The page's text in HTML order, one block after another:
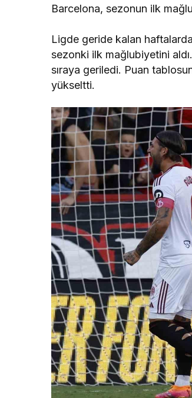
Barcelona, sezonun ilk
Ligde geride kalan
sezonki ilk mağlubiyetini
sıraya geriledi. Puan
yükseltti.